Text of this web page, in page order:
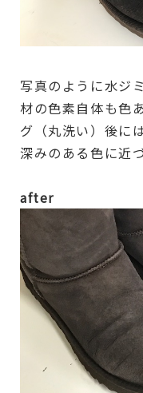
写真のように水ジ
材の色素自体も色
グ（丸洗い）後に
深みのある色に近
after